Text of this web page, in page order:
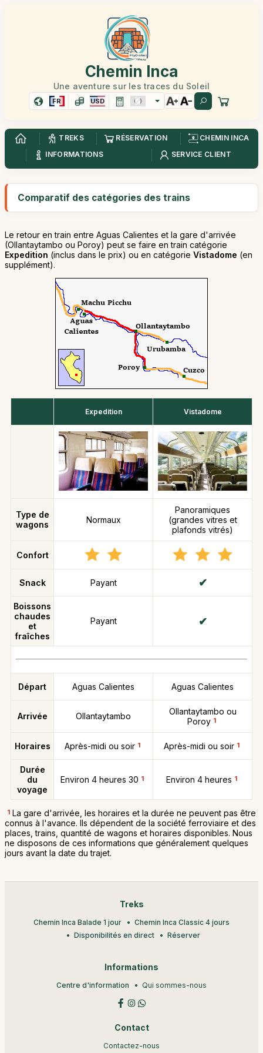
Chemin Inca
Une aventure sur les traces du Soleil
FR USD
TREKS RÉSERVATION
CHEMIN INCA
INFORMATIONS
SERVICE CLIENT
Comparatif des catégories des trains
Le retour en train entre Aguas Calientes et la gare d'arrivée
(Ollantaytambo ou Poroy) peut se faire en train catégorie
Expedition (inclus dans le prix) ou en catégorie Vistadome (en
supplément).
Expedition Vistadome
Type de
wagons
Normaux
Panoramiques
(grandes vitres et
plafonds vitrés)
Confort
Snack Payant
Boissons
chaudes
et
fraîches
Payant
Départ Aguas Calientes Aguas Calientes
Arrivée Ollantaytambo
Ollantaytambo ou
Poroy 1
Horaires Après-midi ou soir 1 Après-midi ou soir 1
Durée
du
voyage
Environ 4 heures 30 1 Environ 4 heures 1
1 La gare d'arrivée, les horaires et la durée ne peuvent pas être
connus à l'avance. Ils dépendent de la société ferroviaire et des
places, trains, quantité de wagons et horaires disponibles. Nous
ne disposons de ces informations que généralement quelques
jours avant la date du trajet.
Treks
Chemin Inca Balade 1 jour
Chemin Inca Classic 4 jours
Disponibilités en direct
Réserver
Informations
Centre d'information Qui sommes-nous
Contact
Contactez-nous